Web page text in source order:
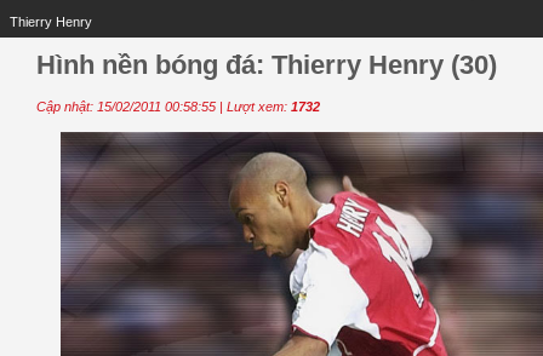
Thierry Henry
Hình nền bóng đá: Thierry Henry (30)
Cập nhật: 15/02/2011 00:58:55 | Lượt xem: 1732